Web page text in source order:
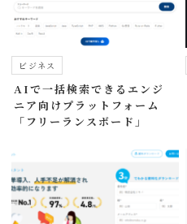
ビジネス
AIで一括検索できるエンジ
ニア向けプラットフォーム
「フリーランスボード」